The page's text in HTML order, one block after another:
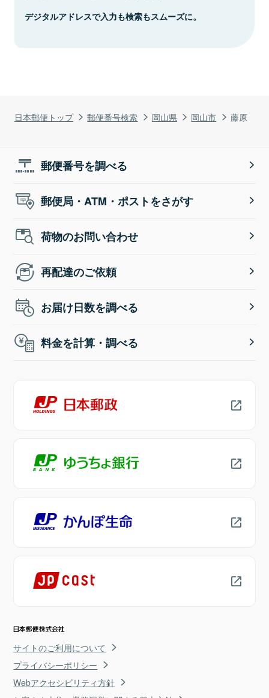
日本郵便トップ 郵便番号検索 岡山県 岡山市 藤原
デジタルアドレスで入力も検索もスムーズに。
郵便番号を調べる
郵便局・ATM・ポストをさがす
荷物のお問い合わせ
再配達のご依頼
お届け日数を調べる
料金を計算・調べる
サイトのご利用について
プライバシーポリシー
Webアクセシビリティ方針